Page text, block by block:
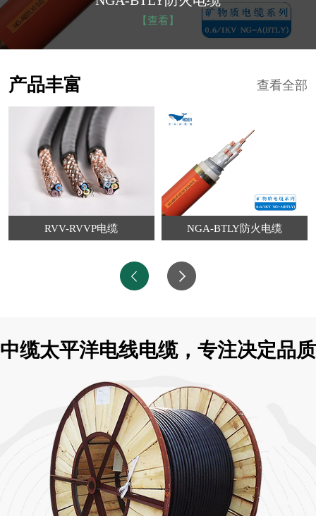
【查看】
查看全部
产品丰富
RVV-RVVP电缆 NGA-BTLY防火电缆
中缆太平洋电线电缆，专注决定品质